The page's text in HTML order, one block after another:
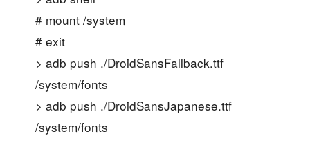
# mount /system
# exit
> adb push ./DroidSansFallback.ttf
/system/fonts
> adb push ./DroidSansJapanese.ttf
/system/fonts